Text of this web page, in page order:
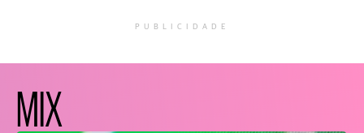
PUBLICIDADE
MIX